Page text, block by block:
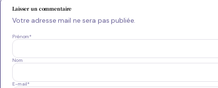
Laisser un commentaire
Votre adresse mail ne sera pas publiée.
Prénom*
Nom
E-mail*